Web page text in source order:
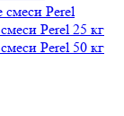
Perel
Perel 25 кг
Perel 50 кг